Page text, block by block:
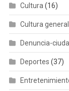
Cultura (16)
Cultura general
Denuncia-
Deportes (37)